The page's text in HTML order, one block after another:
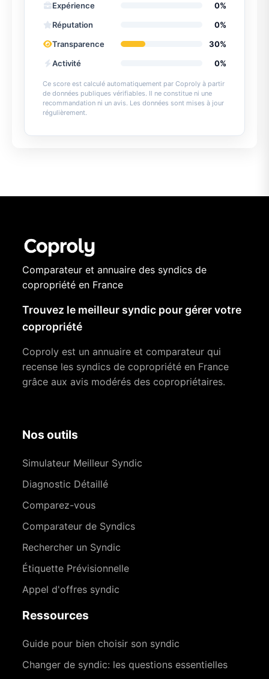
Expérience
0%
Réputation
0%
Transparence
30%
Activité
0%
Ce score est calculé automatiquement par Coproly à partir
de données publiques vérifiables. Il ne constitue ni une
recommandation ni un avis. Les données sont mises à jour
régulièrement.
Comparateur et annuaire des syndics de
copropriété en France
Trouvez le meilleur syndic pour gérer votre
copropriété
Coproly est un annuaire et comparateur qui
recense les syndics de copropriété en France
grâce aux avis modérés des copropriétaires.
Nos outils
Simulateur Meilleur Syndic
Diagnostic Détaillé
Comparez-vous
Comparateur de Syndics
Rechercher un Syndic
Étiquette Prévisionnelle
Appel d'offres syndic
Ressources
Guide pour bien choisir son syndic
Changer de syndic: les questions essentielles